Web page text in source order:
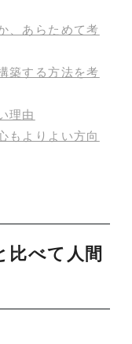
、あらためて考
築する方法を考
理由
もよりよい方向
比べて人間